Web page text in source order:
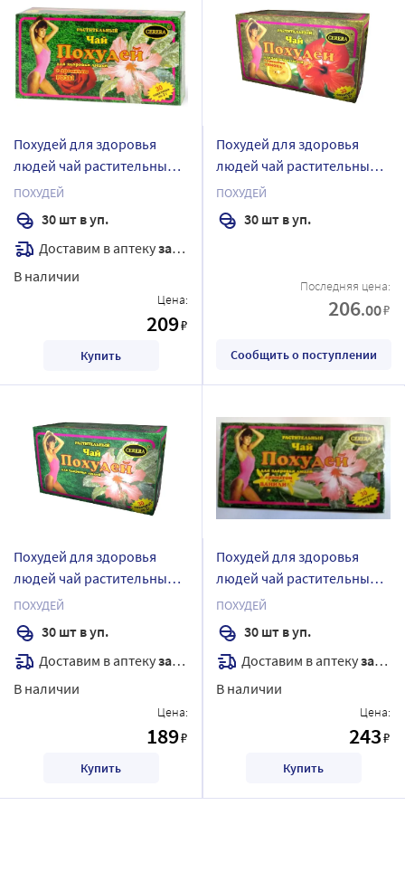
Похудей для здоровья
людей чай растительный/
роза 2 гр 30 шт. фильтр-
пакеты
ПОХУДЕЙ
30 шт в уп.
Доставим в аптекузавтра
В наличии
Цена:
209₽
Купить
Похудей для здоровья
людей чай растительный/
лимон 2 гр 30 шт. фильтр-
пакеты
ПОХУДЕЙ
30 шт в уп.
Последняя цена:
206.00₽
Сообщить о поступлении
Похудей для здоровья
людей чай растительный 2
гр 30 шт. фильтр-пакеты
ПОХУДЕЙ
30 шт в уп.
Доставим в аптекузавтра
В наличии
Цена:
189₽
Купить
Похудей для здоровья
людей чай растительный/
ваниль 2 гр 30 шт. фильтр-
пакеты
ПОХУДЕЙ
30 шт в уп.
Доставим в аптекузавтра
В наличии
Цена:
243₽
Купить